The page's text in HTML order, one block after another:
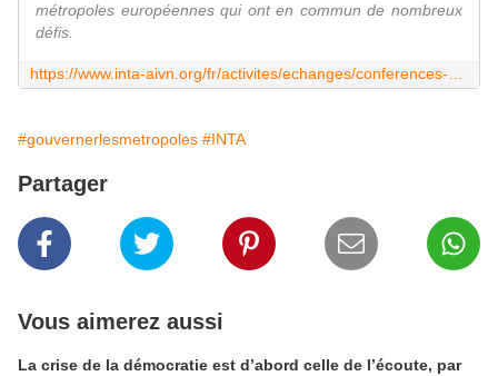
métropoles européennes qui ont en commun de nombreux
défis.
#gouvernerlesmetropoles #INTA
Partager
Vous aimerez aussi
La crise de la démocratie est d’abord celle de l’écoute, par